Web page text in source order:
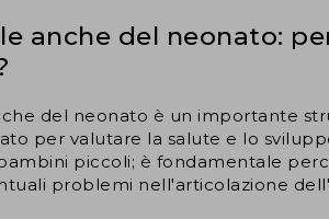
anche del neonato:
del neonato è un importante
per valutare la salute e lo
piccoli; è fondamentale
problemi nell'articolazione